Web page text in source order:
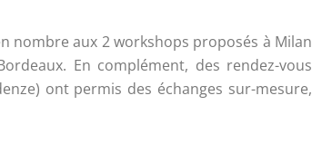
nombre aux 2 workshops proposés à Milan
En complément, des rendez-vous
ont permis des échanges sur-mesure,